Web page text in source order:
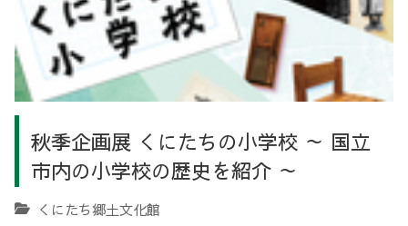
秋季企画展 くにたちの小学校 ～ 国立
市内の小学校の歴史を紹介 ～
くにたち郷土文化館